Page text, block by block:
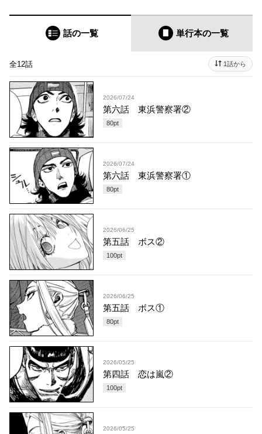
話の一覧 単行本の一覧
全12話 1話から
2026/07/24
第六話 東浜警察署②
80pt
2026/07/24
第六話 東浜警察署①
80pt
2026/06/25
第五話 ボス②
100pt
2026/06/25
第五話 ボス①
80pt
2026/05/25
第四話 恋は嵐②
100pt
2026/05/25